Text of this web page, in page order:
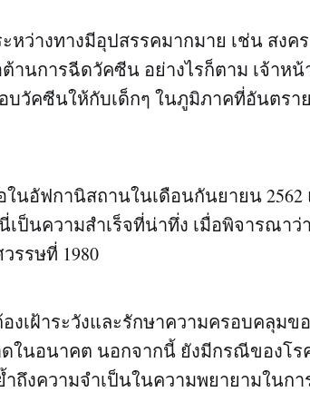
หว่างทางมีอุปสรรคมากมาย เช่น สงค
านการฉีดวัคซีน อย่างไรก็ตาม เจ้าหน้
วัคซีนให้กับเด็กๆ ในภูมิภาคที่อันตรา
นอัฟกานิสถานในเดือนกันยายน 2562
ป็นความสำเร็จที่น่าทึ่ง เมื่อพิจารณาว่
รรษที่ 1980
งเฝ้าระวังและรักษาความครอบคลุมข
ในอนาคต นอกจากนี้ ยังมีกรณีของโร
ถึงความจำเป็นในความพยายามในก